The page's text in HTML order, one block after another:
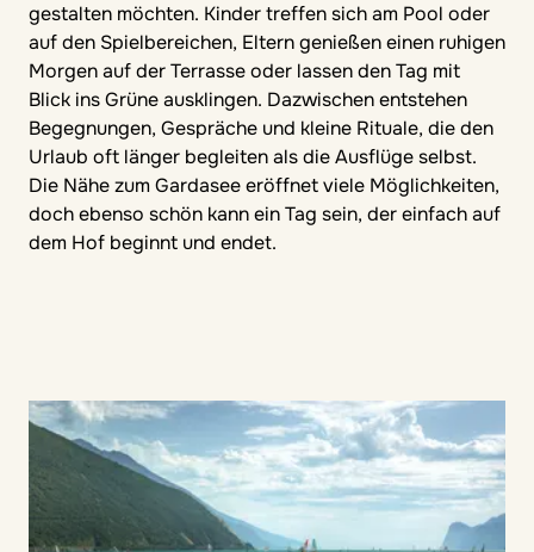
gestalten möchten. Kinder treffen sich am Pool oder
auf den Spielbereichen, Eltern genießen einen ruhigen
Morgen auf der Terrasse oder lassen den Tag mit
Blick ins Grüne ausklingen. Dazwischen entstehen
Begegnungen, Gespräche und kleine Rituale, die den
Urlaub oft länger begleiten als die Ausflüge selbst.
Die Nähe zum Gardasee eröffnet viele Möglichkeiten,
doch ebenso schön kann ein Tag sein, der einfach auf
dem Hof beginnt und endet.